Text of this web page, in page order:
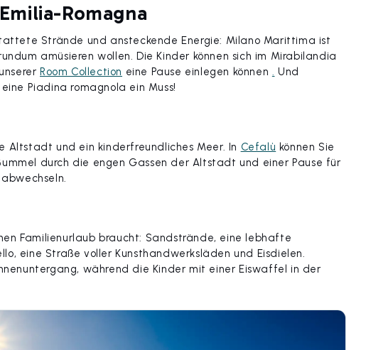
Romagna
Strände und ansteckende Energie: Milano Marittima ist
amüsieren wollen. Die Kinder können sich im Mirabilandia
Room Collection eine Pause einlegen können . Und
Piadina romagnola ein Muss!
Altstadt und ein kinderfreundliches Meer. In Cefalù können Sie
durch die engen Gassen der Altstadt und einer Pause für
Familienurlaub braucht: Sandstrände, eine lebhafte
eine Straße voller Kunsthandwerksläden und Eisdielen.
während die Kinder mit einer Eiswaffel in der